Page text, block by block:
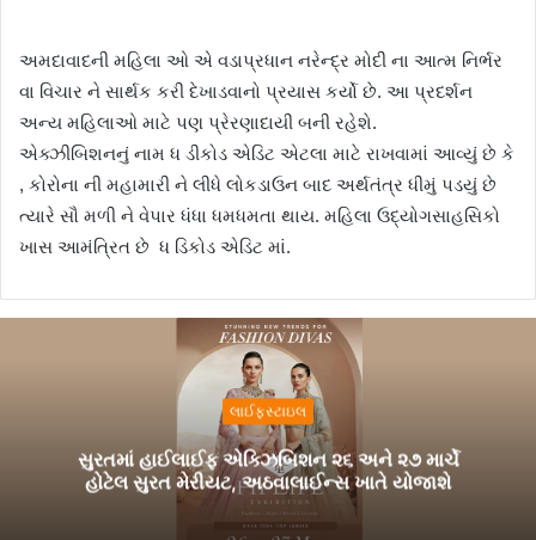
અમદાવાદની મહિલા ઓ એ વડાપ્રધાન નરેન્દ્ર મોદી ના આત્મ નિર્ભર
વા વિચાર ને સાર્થક કરી દેખાડવાનો પ્રયાસ કર્યો છે. આ પ્રદર્શન
અન્ય મહિલાઓ માટે પણ પ્રેરણાદાયી બની રહેશે.
એક્ઝીબિશનનું નામ ધ ડીકોડ એડિટ એટલા માટે રાખવામાં આવ્યું છે કે
, કોરોના ની મહામારી ને લીધે લોકડાઉન બાદ અર્થતંત્ર ધીમું પડયું છે
ત્યારે સૌ મળી ને વેપાર ધંધા ધમધમતા થાય. મહિલા ઉદ્યોગસાહસિકો
ખાસ આમંત્રિત છે ધ ડિકોડ એડિટ માં.
લાઈફસ્ટાઇલ
સુરતમાં હાઈલાઈફ એક્ઝિબિશન ૨૬ અને ૨૭ માર્ચે
હોટેલ સુરત મેરીયટ, અઠવાલાઈન્સ ખાતે યોજાશે